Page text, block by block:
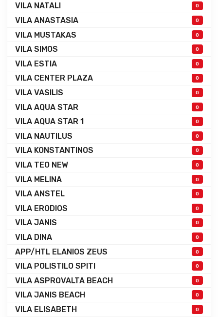
VILA NATALI 0
VILA ANASTASIA 0
VILA MUSTAKAS 0
VILA SIMOS 0
VILA ESTIA 0
VILA CENTER PLAZA 0
VILA VASILIS 0
VILA AQUA STAR 0
VILA AQUA STAR 1 0
VILA NAUTILUS 0
VILA KONSTANTINOS 0
VILA TEO NEW 0
VILA MELINA 0
VILA ANSTEL 0
VILA ERODIOS 0
VILA JANIS 0
VILA DINA 0
APP/HTL ELANIOS ZEUS 0
VILA POLISTILO SPITI 0
VILA ASPROVALTA BEACH 0
VILA JANIS BEACH 0
VILA ELISABETH 0